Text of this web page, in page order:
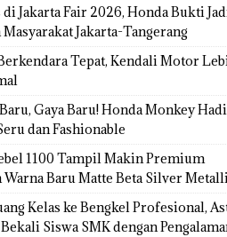
di Jakarta Fair 2026, Honda Bukti
Jakarta-Tangerang
Tepat, Kendali Motor
Gaya Baru! Honda Monkey
dan Fashionable
1100 Tampil Makin Premium
Warna Baru Matte Beta Silver
Kelas ke Bengkel Profesional,
Siswa SMK dengan